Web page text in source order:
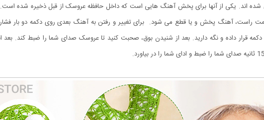
راست، آهنگ پخش و یا قطع می شود. برای تغییر و رفتن به آهنگ بعدی روی دکمه دو بار
قرار داده و نگه دارید. بعد از شنیدن بوق، صحبت کنید تا عروسک صدای شما را ضبط کند. بعد